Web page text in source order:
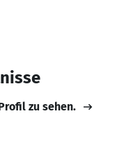
zu sehen.